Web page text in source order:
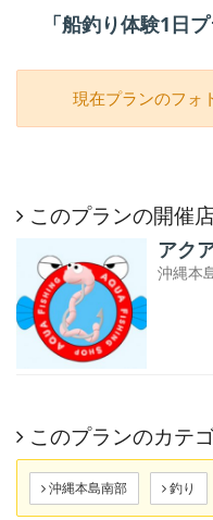
「船釣り体験1日
現在プランのフォ
このプランの開催
アク
沖縄本
このプランのカテ
沖縄本島南部 釣り